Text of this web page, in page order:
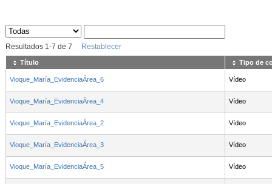
Sus archivos
Resultados 1-7 de 7 Restablecer
Título Tipo de
Vioque_María_EvidenciaÁrea_6 Vídeo
Vioque_María_EvidenciaÁrea_4 Vídeo
Vioque_María_EvidenciaÁrea_2 Vídeo
Vioque_María_EvidenciaÁrea_3 Vídeo
Vioque_María_EvidenciaÁrea_5 Vídeo